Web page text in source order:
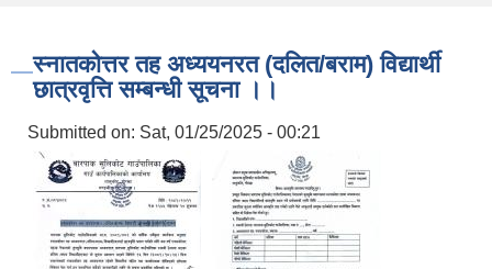
स्नातकोत्तर तह अध्ययनरत (दलित/बराम) विद्यार्थी
छात्रवृत्ति सम्बन्धी सूचना ।।
Submitted on: Sat, 01/25/2025 - 00:21